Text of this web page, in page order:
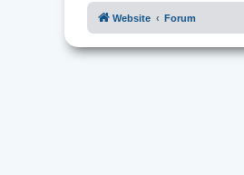
Website Forum